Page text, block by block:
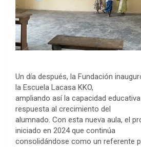
Un día después, la Fundación
la Escuela Lacasa KKO,
ampliando así la capacidad
respuesta al crecimiento del
alumnado. Con esta nueva aula, el
iniciado en 2024 que continúa
consolidándose como un referente